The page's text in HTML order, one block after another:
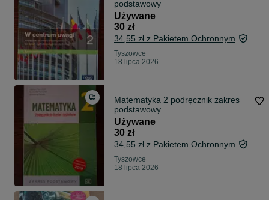
podstawowy
Używane
30 zł
34,55 zł z Pakietem Ochronnym
Tyszowce
18 lipca 2026
Matematyka 2 podręcznik zakres
podstawowy
Używane
30 zł
34,55 zł z Pakietem Ochronnym
Tyszowce
18 lipca 2026